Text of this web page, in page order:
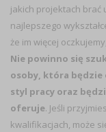
jakich projektach brać
najlepszego
że im więcej
Nie powinno się
osoby, która będzie
styl pracy oraz
oferuje. Jeśli
kwalifikacjach, może